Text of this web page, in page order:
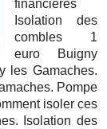
financieres
Isolation des
combles 1
euro Buigny
les Gamaches.
Pompe
isoler ces
Isolation des